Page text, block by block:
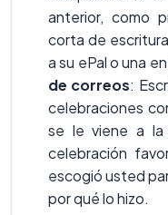
anterior, como
corta de
a su ePal o una
de correos:
celebraciones
se le viene a la
celebración
escogió usted
por qué lo hizo.